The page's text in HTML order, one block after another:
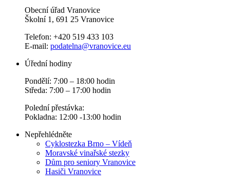
Obecní úřad Vranovice
Školní 1, 691 25 Vranovice
Telefon: +420 519 433 103
E-mail: podatelna@vranovice.eu
Úřední hodiny
Pondělí: 7:00 – 18:00 hodin
Středa: 7:00 – 17:00 hodin
Polední přestávka:
Pokladna: 12:00 -13:00 hodin
Nepřehlédněte
Cyklostezka Brno – Vídeň
Moravské vinařské stezky
Dům pro seniory Vranovice
Hasiči Vranovice